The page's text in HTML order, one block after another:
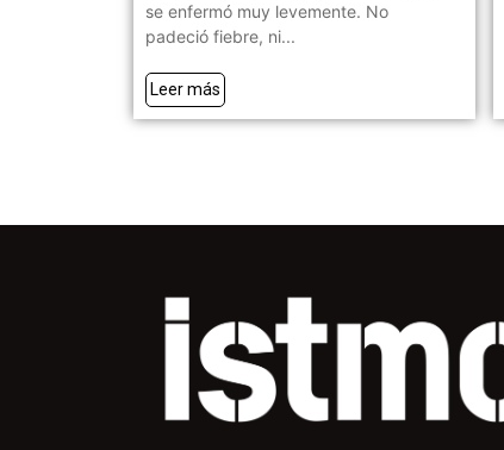
se enfermó muy levemente. No
padeció fiebre, ni...
Leer más